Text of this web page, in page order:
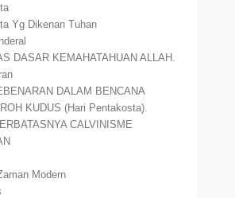
Yg Dikenan Tuhan
DASAR KEMAHATAHUAN ALLAH.
DALAM BENCANA
KUDUS (Hari Pentakosta).
CALVINISME
Modern